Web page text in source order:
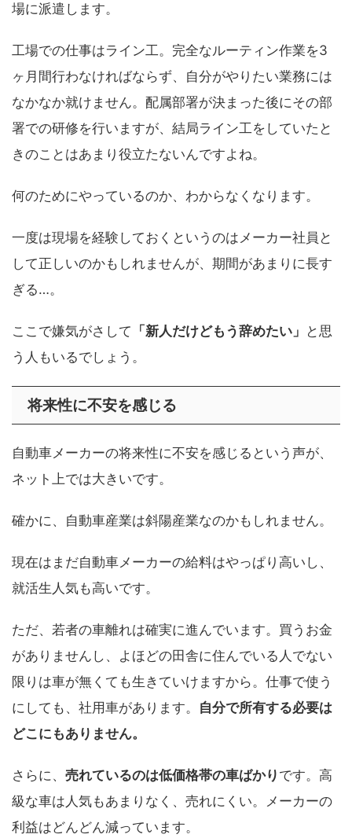
場に派遣します。
工場での仕事はライン工。完全なルーティン作業を3
ヶ月間行わなければならず、自分がやりたい業務には
なかなか就けません。配属部署が決まった後にその部
署での研修を行いますが、結局ライン工をしていたと
きのことはあまり役立たないんですよね。
何のためにやっているのか、わからなくなります。
一度は現場を経験しておくというのはメーカー社員と
して正しいのかもしれませんが、期間があまりに長す
ぎる…。
ここで嫌気がさして 「新人だけどもう辞めたい」 と思
う人もいるでしょう。
将来性に不安を感じる
自動車メーカーの将来性に不安を感じるという声が、
ネット上では大きいです。
確かに、自動車産業は斜陽産業なのかもしれません。
現在はまだ自動車メーカーの給料はやっぱり高いし、
就活生人気も高いです。
ただ、若者の車離れは確実に進んでいます。買うお金
がありませんし、よほどの田舎に住んでいる人でない
限りは車が無くても生きていけますから。仕事で使う
にしても、社用車があります。 自分で所有する必要は
どこにもありません。
さらに、 売れているのは低価格帯の車ばかり です。高
級な車は人気もあまりなく、売れにくい。メーカーの
利益はどんどん減っています。